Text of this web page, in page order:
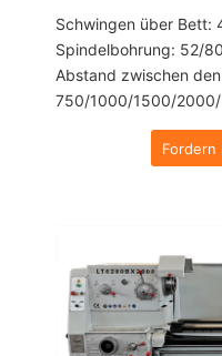
Schwingen über Bett:
Spindelbohrung: 52/
Abstand zwischen
750/1000/1500/
Fordern